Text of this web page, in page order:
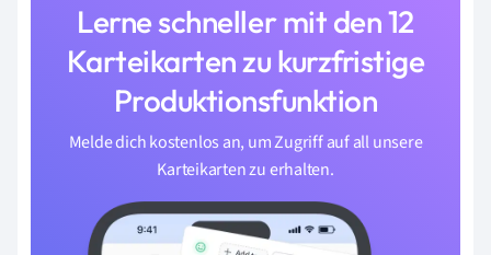
Lerne schneller mit den 12
Karteikarten zu kurzfristige
Produktionsfunktion
Melde dich kostenlos an, um Zugriff auf all unsere
Karteikarten zu erhalten.